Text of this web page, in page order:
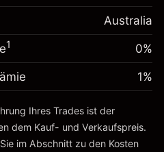
~ $
0.00087%
~ $A$19,000.00
Australia
1 0%
1%
Ihres Trades ist der
dem Kauf- und Verkaufspreis.
im Abschnitt zu den Kosten